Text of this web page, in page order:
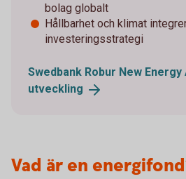
bolag globalt
Hållbarhet och klimat
investeringsstrategi
Swedbank Robur New Energy
utveckling
Vad är en